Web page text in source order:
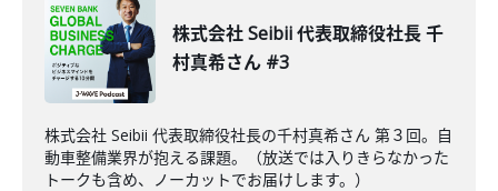
株式会社 Seibii 代表取締役社長 千
村真希さん #3
株式会社 Seibii 代表取締役社長の千村真希さん 第３回。自
動車整備業界が抱える課題。（放送では入りきらなかった
トークも含め、ノーカットでお届けします。）